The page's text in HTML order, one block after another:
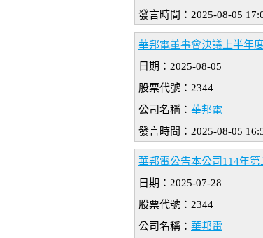
發言時間：2025-08-05
華邦電董事會決議上半年
日期：2025-08-05
股票代號：2344
公司名稱： 華邦電
發言時間：2025-08-05
華邦電公告本公司114年
日期：2025-07-28
股票代號：2344
公司名稱： 華邦電